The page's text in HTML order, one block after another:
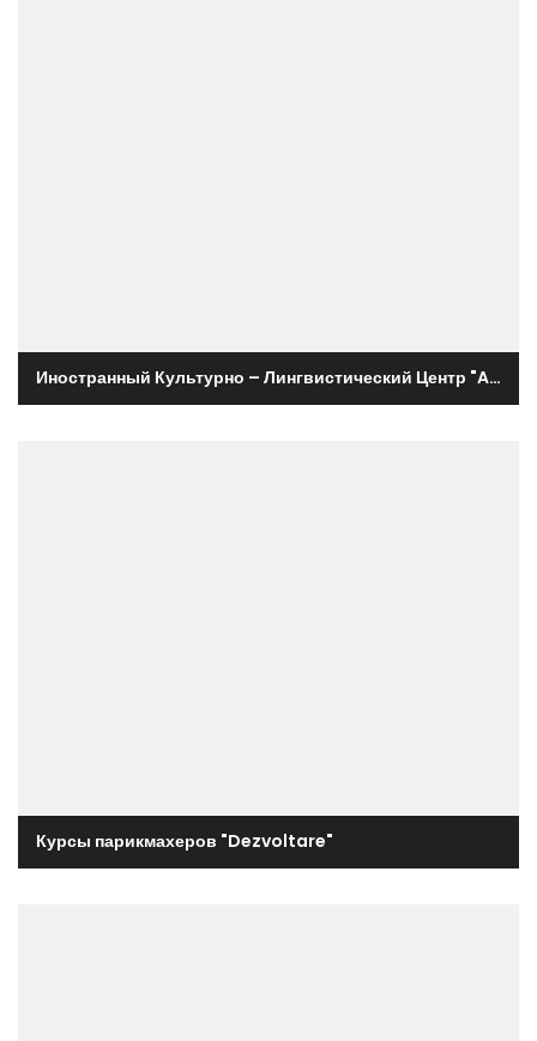
Иностранный Культурно – Лингвистический Центр "Alliance Française de Moldavie"
Курсы парикмахеров "Dezvoltare"